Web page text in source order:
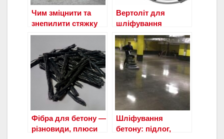
Чим зміцнити та
знепилити стяжку
бетонної підлоги?
Вертоліт для
шліфування
бетонної підлоги
Фібра для бетону —
різновиди, плюси
Шліфування
бетону: підлог,